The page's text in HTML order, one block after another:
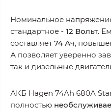
Номинальное
стандартное - 12 Вольт.
составляет 74 Ач,
А позволяет уверенно
так и дизельные
АКБ Hagen 74Ah 680A
полностью